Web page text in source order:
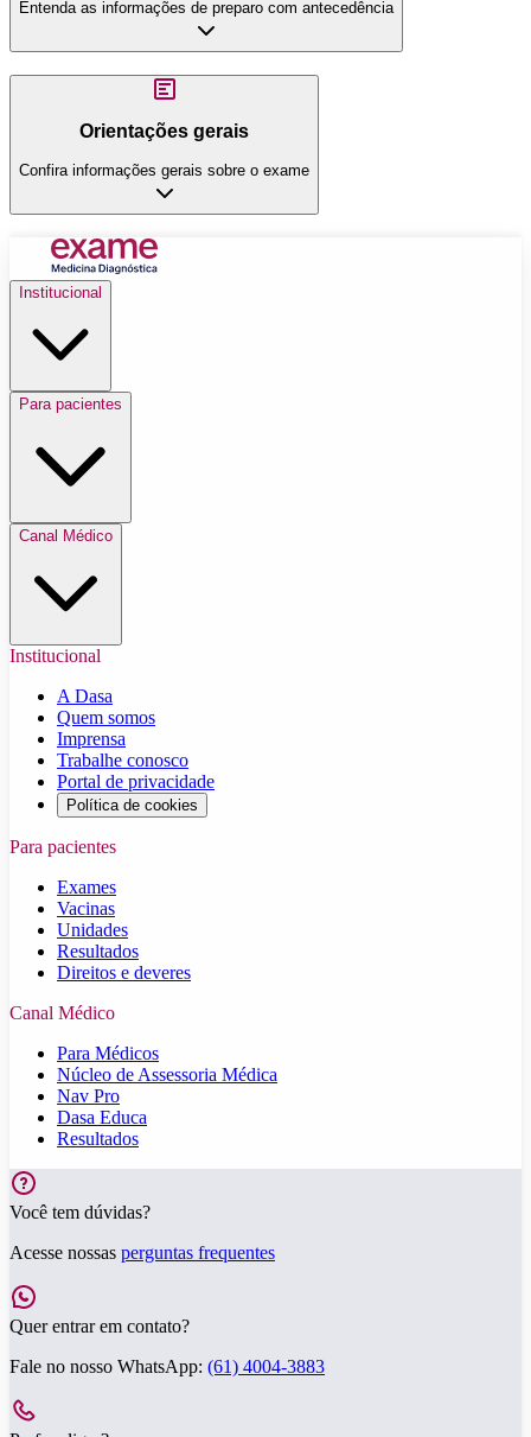
Entenda as informações de preparo com antecedência
Orientações gerais
Confira informações gerais sobre o exame
Institucional
Para pacientes
Canal Médico
Institucional
A Dasa
Quem somos
Imprensa
Trabalhe conosco
Portal de privacidade
Política de cookies
Para pacientes
Exames
Vacinas
Unidades
Resultados
Direitos e deveres
Canal Médico
Para Médicos
Núcleo de Assessoria Médica
Nav Pro
Dasa Educa
Resultados
Você tem dúvidas?
Acesse nossas perguntas frequentes
Quer entrar em contato?
Fale no nosso WhatsApp: (61) 4004-3883